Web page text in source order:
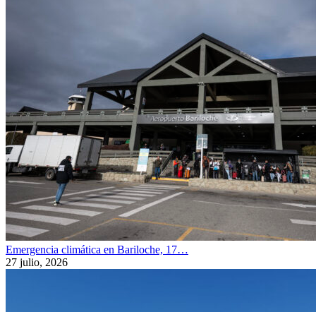
Emergencia climática en Bariloche, 17…
27 julio, 2026